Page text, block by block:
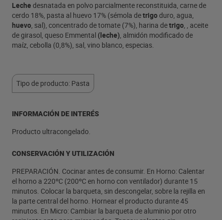
Leche desnatada en polvo parcialmente reconstituida, carne de
cerdo 18%, pasta al huevo 17% (sémola detrigoduro, agua,
huevo, sal), concentrado de tomate (7%), harina detrigo, , aceite
de girasol, queso Emmental (leche), almidón modificado de
maíz, cebolla (0,8%), sal, vino blanco, especias.
Tipo de producto: Pasta
INFORMACIÓN DE INTERÉS
Producto ultracongelado.
CONSERVACIÓN Y UTILIZACIÓN
PREPARACIÓN. Cocinar antes de consumir. En Horno: Calentar
el horno a 220ºC (200ºC en horno con ventilador) durante 15
minutos. Colocar la barqueta, sin descongelar, sobre la rejilla en
la parte central del horno. Hornear el producto durante 45
minutos. En Micro: Cambiar la barqueta de aluminio por otro